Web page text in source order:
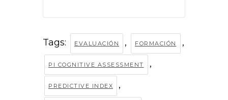
Tags: EVALUACIÓN , FORMACIÓN ,
PI COGNITIVE ASSESSMENT ,
PREDICTIVE INDEX ,